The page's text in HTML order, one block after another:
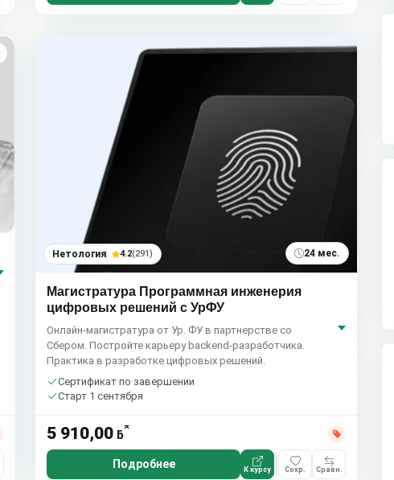
Нетология 4.2(291) 24 мес.
Магистратура Программная инженерия
цифровых решений с УрФУ
Онлайн-магистратура от Ур. ФУ в партнерстве со
Сбером. Постройте карьеру backend-разработчика.
Практика в разработке цифровых решений.
Сертификат по завершении
Старт 1 сентября
5 910,00 ƃ*
Подробнее К курсу Сохр. Сравн.